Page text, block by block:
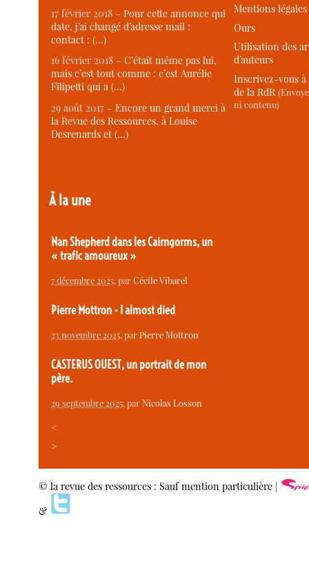
17 février 2018 –Pour cette annonce qui
date, j’ai changé d’adresse mail :
contact : (…)
16 février 2018 –C’était même pas lui,
mais c’est tout comme : c’est Aurélie
Filipetti qui a (…)
29 août 2017 –Encore un grand merci à
la Revue des Ressources, à Louise
Desrenards et (…)
À la une
Nan Shepherd dans les Cairngorms, un
« trafic amoureux »
7 décembre 2025, parCécile Vibarel
Pierre Mottron - I almost died
23 novembre 2025, parPierre Mottron
CASTERUS OUEST, un portrait de mon
père.
29 septembre 2025, parNicolas Losson
<
>
Mentions légales
Ours
Utilisation des
d’auteurs
Inscrivez-vous
de la RdR
ni contenu)
© la revue des ressources : Sauf mention particulière |
&